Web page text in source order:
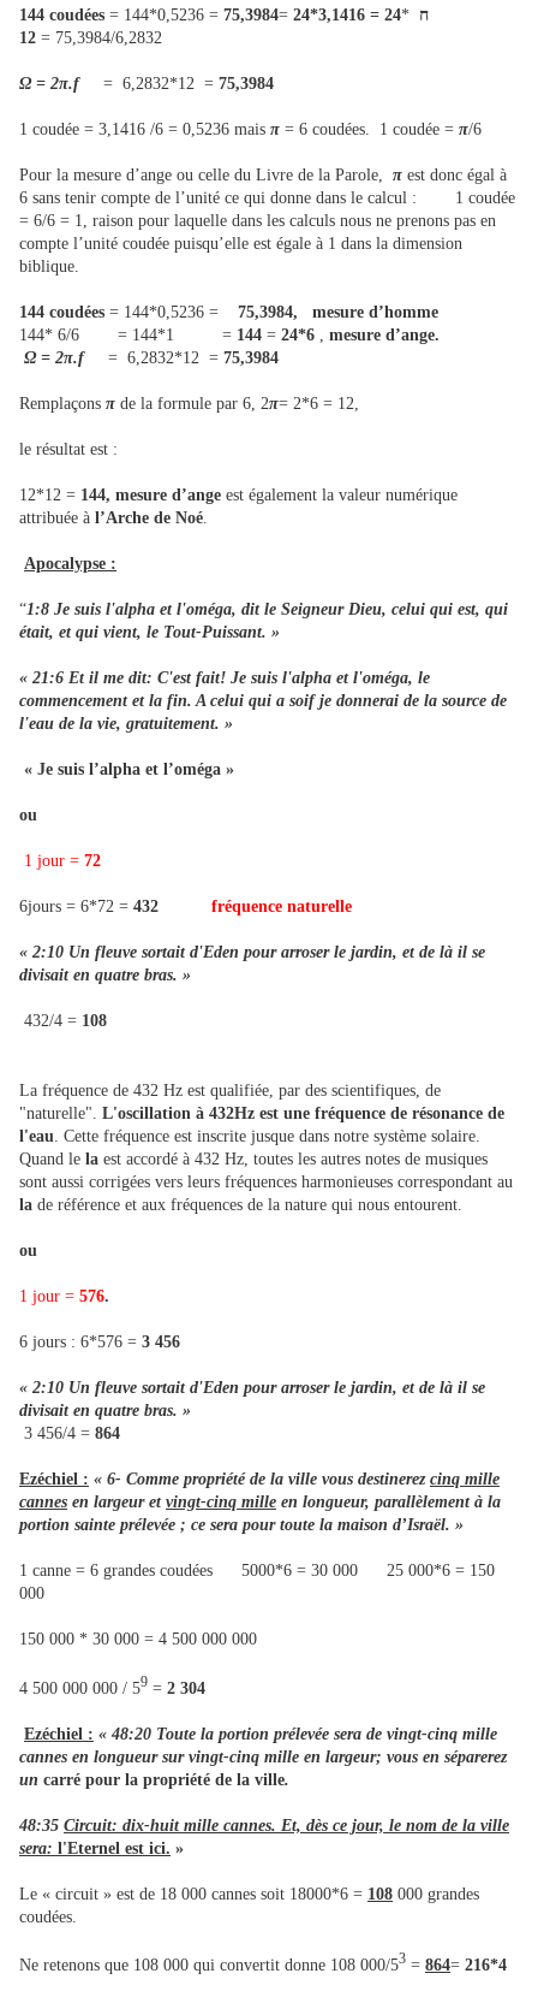
144 coudées = 144*0,5236 = 75,3984= 24*3,1416 = 24* ח
75,3984/6,2832 =
12
Ω = 2π.f= 6,2832*12 = 75,3984
1 coudée = 3,1416 /6 = 0,5236 mais π = 6 coudées. 1 coudée = π/6
Pour la mesure d’ange ou celle du Livre de la Parole, π est donc égal à
6 sans tenir compte de l’unité ce qui donne dans le calcul : 1 coudée
= 6/6 = 1, raison pour laquelle dans les calculs nous ne prenons pas en
compte l’unité coudée puisqu’elle est égale à 1 dans la dimension
biblique.
144 coudées = 144*0,5236 = 75,3984, mesure d’homme
144* 6/6 = 144*1 = 144 = 24*6 , mesure d’ange.
Ω = 2π.f= 6,2832*12 = 75,3984
Remplaçons π de la formule par 6, 2π= 2*6 = 12,
le résultat est :
12*12 = 144, mesure d’ange est également la valeur numérique
attribuée à l’Arche de Noé.
Apocalypse :
“1:8 Je suis l'alpha et l'oméga, dit le Seigneur Dieu, celui qui est, qui
était, et qui vient, le Tout-Puissant. »
« 21:6 Et il me dit: C'est fait! Je suis l'alpha et l'oméga, le
commencement et la fin. A celui qui a soif je donnerai de la source de
l'eau de la vie, gratuitement. »
« Je suis l’alpha et l’oméga »
ou
1 jour = 72
6jours = 6*72 = 432 fréquence naturelle
« 2:10 Un fleuve sortait d'Eden pour arroser le jardin, et de là il se
divisait en quatre bras. »
432/4 = 108
La fréquence de 432 Hz est qualifiée, par des scientifiques, de
"naturelle". L'oscillation à 432Hz est une fréquence de résonance de
l'eau. Cette fréquence est inscrite jusque dans notre système solaire.
Quand le la est accordé à 432 Hz, toutes les autres notes de musiques
sont aussi corrigées vers leurs fréquences harmonieuses correspondant au
la de référence et aux fréquences de la nature qui nous entourent.
ou
1 jour = 576.
6 jours : 6*576 = 3 456
« 2:10 Un fleuve sortait d'Eden pour arroser le jardin, et de là il se
divisait en quatre bras. »
3 456/4 = 864
Ezéchiel : « 6- Comme propriété de la ville vous destinerez cinq mille
cannes en largeur et vingt-cinq mille en longueur, parallèlement à la
portion sainte prélevée ; ce sera pour toute la maison d’Israël. »
1 canne = 6 grandes coudées 5000*6 = 30 000 25 000*6 = 150
000
150 000 * 30 000 = 4 500 000 000
4 500 000 000 / 59 = 2 304
Ezéchiel : « 48:20 Toute la portion prélevée sera de vingt-cinq mille
cannes en longueur sur vingt-cinq mille en largeur; vous en séparerez
un carré pour la propriété de la ville.
48:35 Circuit: dix-huit mille cannes. Et, dès ce jour, le nom de la ville
sera: l'Eternel est ici. »
Le « circuit » est de 18 000 cannes soit 18000*6 = 108 000 grandes
coudées.
Ne retenons que 108 000 qui convertit donne 108 000/53 = 864= 216*4